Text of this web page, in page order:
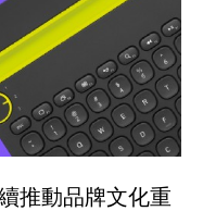
推動品牌文化重